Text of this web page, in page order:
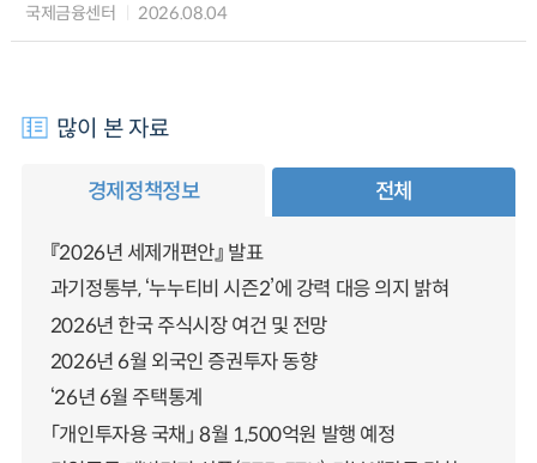
국제금융센터 2026.08.04
많이 본 자료
경제정책정보 전체
『2026년 세제개편안』 발표
과기정통부, ‘누누티비 시즌2’에 강력 대응 의지 밝혀
2026년 한국 주식시장 여건 및 전망
2026년 6월 외국인 증권투자 동향
‘26년 6월 주택통계
「개인투자용 국채」 8월 1,500억원 발행 예정